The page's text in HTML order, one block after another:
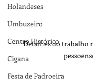
Holandeses
Umbuzeiro
Centro Histórico
Cigana
Festa de Padroeira
Detalhes do trabalho